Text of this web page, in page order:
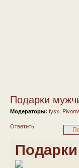
Подарки
Модераторы: fysx
Ответить